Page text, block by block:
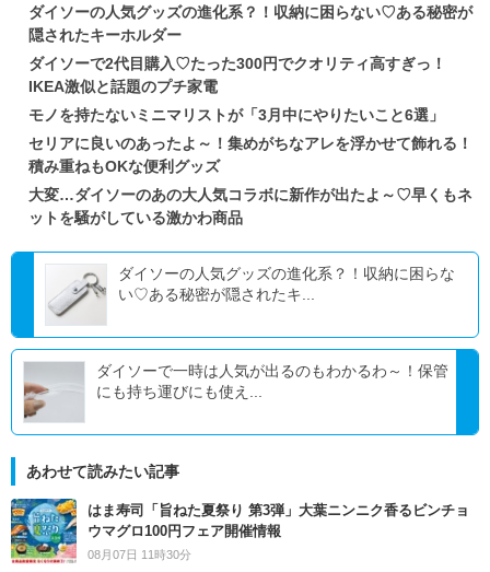
ダイソーの人気グッズの進化系？！収納に困らない♡ある秘密が
隠されたキーホルダー
ダイソーで2代目購入♡たった300円でクオリティ高すぎっ！
IKEA激似と話題のプチ家電
モノを持たないミニマリストが「3月中にやりたいこと6選」
セリアに良いのあったよ～！集めがちなアレを浮かせて飾れる！
積み重ねもOKな便利グッズ
大変…ダイソーのあの大人気コラボに新作が出たよ～♡早くもネ
ットを騒がしている激かわ商品
ダイソーの人気グッズの進化系？！収納に困らな
い♡ある秘密が隠されたキ...
ダイソーで一時は人気が出るのもわかるわ～！保管
にも持ち運びにも使え...
あわせて読みたい記事
はま寿司「旨ねた夏祭り 第3弾」大葉ニンニク香るビンチョ
ウマグロ100円フェア開催情報
08月07日 11時30分